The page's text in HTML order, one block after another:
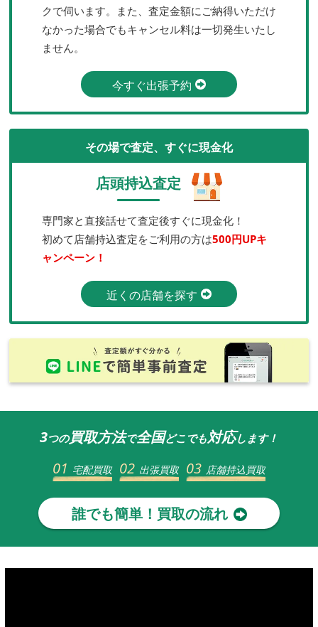
クで伺います。また、査定金額にご納得いただけ
なかった場合でもキャンセル料は一切発生いたし
ません。
今すぐ出張予約
その場で査定、すぐに現金化
店頭持込査定
専門家と直接話せて査定後すぐに現金化！
初めて店舗持込査定をご利用の方は500円UPキ
ャンペーン！
近くの店舗を探す
3つの買取方法で全国どこでも対応します！
01 宅配買取 02 出張買取 03 店舗持込買取
誰でも簡単！買取の流れ